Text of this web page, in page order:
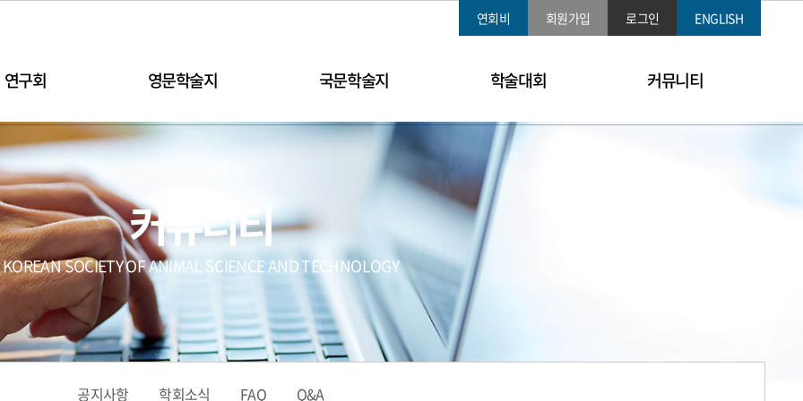
연회비 회원가입 로그인 ENGLISH
연구회 영문학술지 국문학술지 학술대회 커뮤니티
커뮤니티
KOREAN SOCIETY OF ANIMAL SCIENCE AND TECHNOLOGY
공지사항 학회소식 FAQ Q&A